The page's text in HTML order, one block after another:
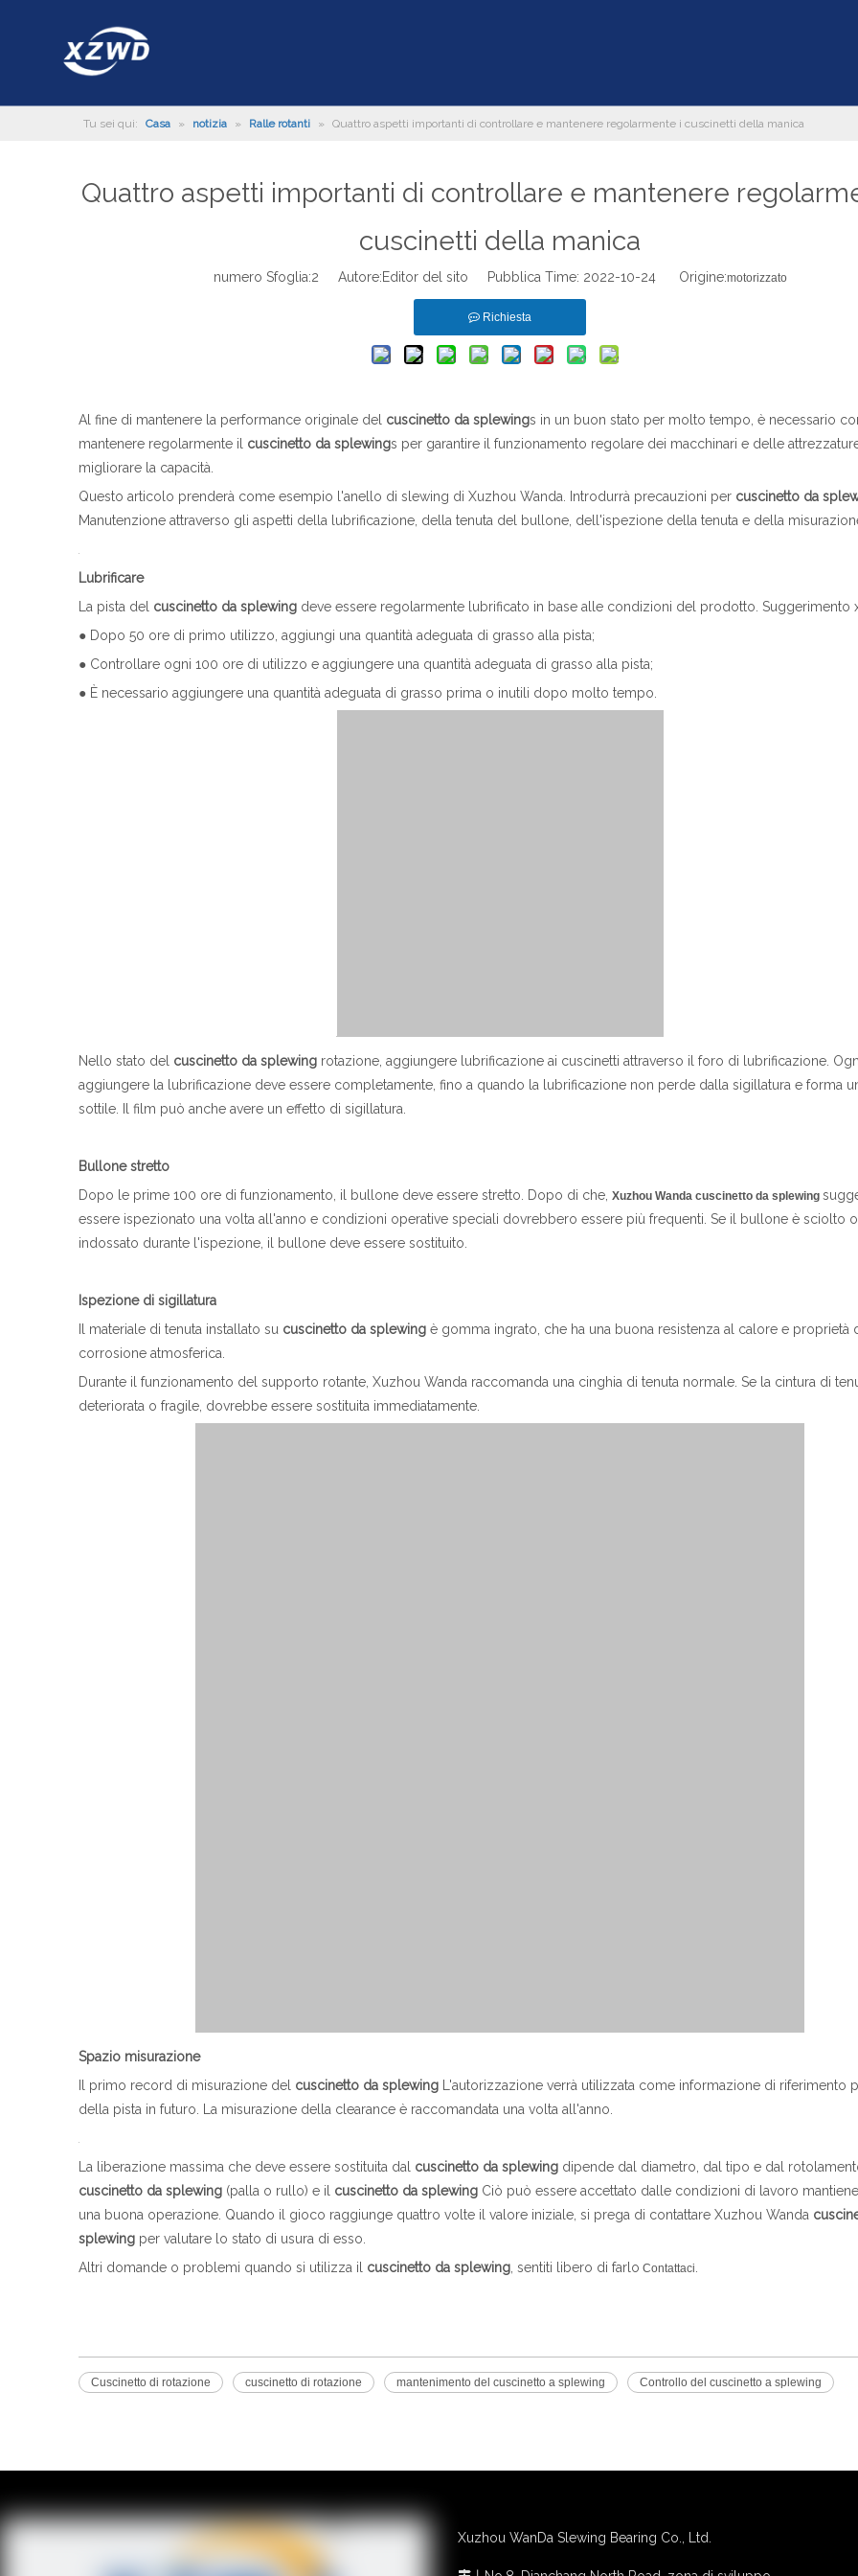
Tu sei qui: Casa » notizia » Ralle rotanti » Quattro aspetti importanti di controllare e mantenere regolarmente i cuscinetti della manica
Quattro aspetti importanti di controllare e mantenere
cuscinetti della manica
numero Sfoglia:2 Autore:Editor del sito Pubblica Time: 2022-10-24 Origine:motorizzato
Richiesta
Al fine di mantenere la performance originale del cuscinetto da splewings in un buon stato per molto tempo, è necessario
mantenere regolarmente il cuscinetto da splewings per garantire il funzionamento regolare dei macchinari e delle
migliorare la capacità.
Questo articolo prenderà come esempio l'anello di slewing di Xuzhou Wanda. Introdurrà precauzioni per cuscinetto da
Manutenzione attraverso gli aspetti della lubrificazione, della tenuta del bullone, dell'ispezione della tenuta e della
Lubrificare
La pista del cuscinetto da splewing deve essere regolarmente lubrificato in base alle condizioni del prodotto. Suggerimento
● Dopo 50 ore di primo utilizzo, aggiungi una quantità adeguata di grasso alla pista;
● Controllare ogni 100 ore di utilizzo e aggiungere una quantità adeguata di grasso alla pista;
● È necessario aggiungere una quantità adeguata di grasso prima o inutili dopo molto tempo.
Nello stato del cuscinetto da splewing rotazione, aggiungere lubrificazione ai cuscinetti attraverso il foro di lubrificazione.
aggiungere la lubrificazione deve essere completamente, fino a quando la lubrificazione non perde dalla sigillatura e forma
sottile. Il film può anche avere un effetto di sigillatura.
Bullone stretto
Dopo le prime 100 ore di funzionamento, il bullone deve essere stretto. Dopo di che, Xuzhou Wanda cuscinetto da splewing
essere ispezionato una volta all'anno e condizioni operative speciali dovrebbero essere più frequenti. Se il bullone è sciolto o
indossato durante l'ispezione, il bullone deve essere sostituito.
Ispezione di sigillatura
Il materiale di tenuta installato su cuscinetto da splewing è gomma ingrato, che ha una buona resistenza al calore e proprietà
corrosione atmosferica.
Durante il funzionamento del supporto rotante, Xuzhou Wanda raccomanda una cinghia di tenuta normale. Se la cintura di
deteriorata o fragile, dovrebbe essere sostituita immediatamente.
Spazio misurazione
Il primo record di misurazione del cuscinetto da splewing L'autorizzazione verrà utilizzata come informazione di riferimento
della pista in futuro. La misurazione della clearance è raccomandata una volta all'anno.
La liberazione massima che deve essere sostituita dal cuscinetto da splewing dipende dal diametro, dal tipo e dal
cuscinetto da splewing (palla o rullo) e il cuscinetto da splewing Ciò può essere accettato dalle condizioni di lavoro
una buona operazione. Quando il gioco raggiunge quattro volte il valore iniziale, si prega di contattare Xuzhou Wanda
splewing per valutare lo stato di usura di esso.
Altri domande o problemi quando si utilizza il cuscinetto da splewing , sentiti libero di farlo Contattaci
Cuscinetto di rotazione cuscinetto di rotazione mantenimento del cuscinetto a splewing Controllo del cuscinetto a splewing
Xuzhou WanDa Slewing Bearing Co., Ltd.